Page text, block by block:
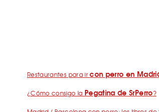
Restaurantes para ircon perro en
¿Cómo consigo la Pegatina de SrPerro?